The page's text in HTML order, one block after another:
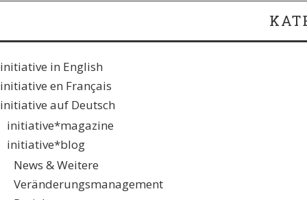
initiative in English
initiative en Français
initiative auf Deutsch
initiative*magazine
initiative*blog
News & Weitere
Veränderungsmanagement